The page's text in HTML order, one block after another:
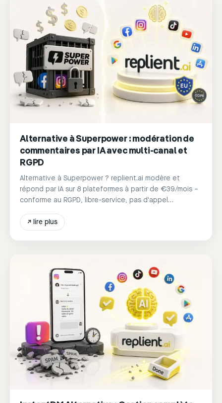
Alternative à Superpower : modération de
commentaires par IA avec multi-canal et
RGPD
Alternative à Superpower ? replient.ai modère et
répond par IA sur 8 plateformes à partir de €39/mois –
conforme au RGPD, libre-service, pas d'appel
↗ lire plus